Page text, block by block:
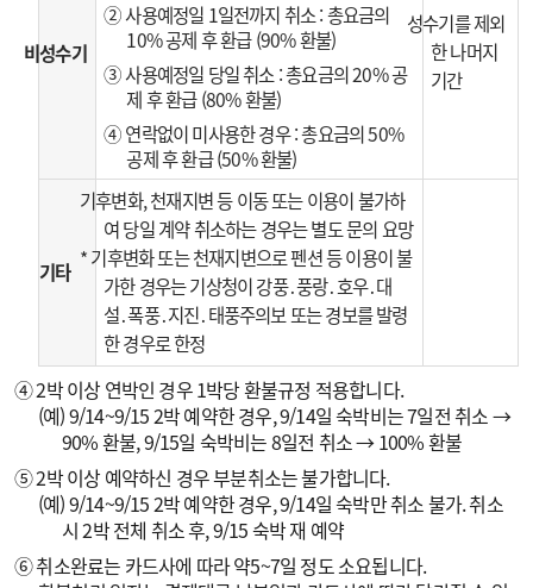
비성수기
② 사용예정일 1일전까지 취소 : 총요금의
10% 공제 후 환급 (90% 환불)
③ 사용예정일 당일 취소 : 총요금의 20% 공
제 후 환급 (80% 환불)
④ 연락없이 미사용한 경우 : 총요금의 50%
공제 후 환급 (50% 환불)
성수기를 제외
한 나머지
기간
기타
기후변화, 천재지변 등 이동 또는 이용이 불가하
여 당일 계약 취소하는 경우는 별도 문의 요망
* 기후변화 또는 천재지변으로 펜션 등 이용이 불
가한 경우는 기상청이 강풍․풍랑․호우․대
설․폭풍․지진․태풍주의보 또는 경보를 발령
한 경우로 한정
④ 2박 이상 연박인 경우 1박당 환불규정 적용합니다.
(예) 9/14~9/15 2박 예약한 경우, 9/14일 숙박비는 7일전 취소 →
90% 환불, 9/15일 숙박비는 8일전 취소 → 100% 환불
⑤ 2박 이상 예약하신 경우 부분취소는 불가합니다.
(예) 9/14~9/15 2박 예약한 경우, 9/14일 숙박만 취소 불가. 취소
시 2박 전체 취소 후, 9/15 숙박 재 예약
⑥ 취소완료는 카드사에 따라 약5~7일 정도 소요됩니다.